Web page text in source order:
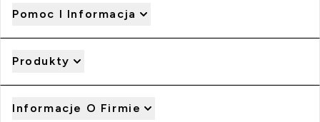
Pomoc I Informacja
Produkty
Informacje O Firmie